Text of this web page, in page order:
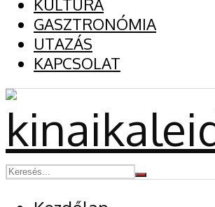
KULTÚRA
GASZTRONÓMIA
UTAZÁS
KAPCSOLAT